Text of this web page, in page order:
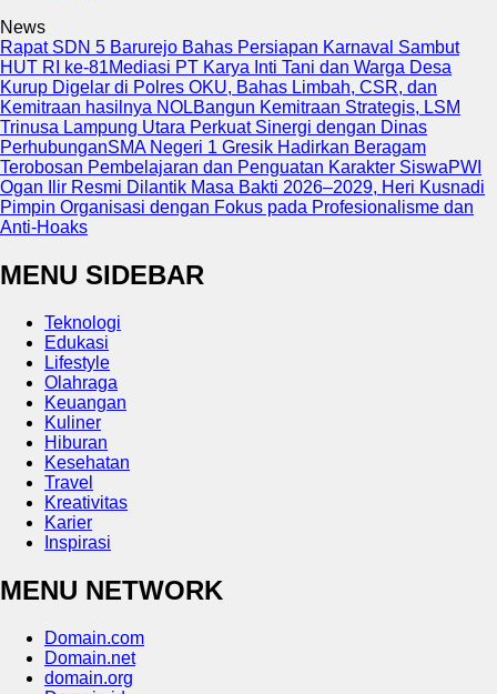
News
Rapat SDN 5 Barurejo Bahas Persiapan Karnaval Sambut
HUT RI ke-81Mediasi PT Karya Inti Tani dan Warga Desa
Kurup Digelar di Polres OKU, Bahas Limbah, CSR, dan
Kemitraan hasilnya NOLBangun Kemitraan Strategis, LSM
Trinusa Lampung Utara Perkuat Sinergi dengan Dinas
PerhubunganSMA Negeri 1 Gresik Hadirkan Beragam
Terobosan Pembelajaran dan Penguatan Karakter SiswaPWI
Ogan Ilir Resmi Dilantik Masa Bakti 2026–2029, Heri Kusnadi
Pimpin Organisasi dengan Fokus pada Profesionalisme dan
Anti-Hoaks
MENU SIDEBAR
Teknologi
Edukasi
Lifestyle
Olahraga
Keuangan
Kuliner
Hiburan
Kesehatan
Travel
Kreativitas
Karier
Inspirasi
MENU NETWORK
Domain.com
Domain.net
domain.org